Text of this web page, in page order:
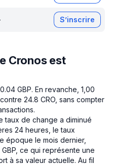
S’inscrire
Cronos est
GBP. En revanche, 1,00
24.8 CRO, sans compter
taux de change a diminué
24 heures, le taux
époque le mois dernier,
ce qui représente une
à sa valeur actuelle. Au fil